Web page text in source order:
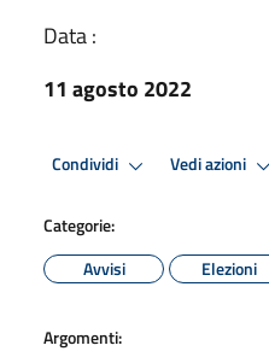
Data :
11 agosto 2022
Condividi Vedi azioni
Categorie:
Avvisi
Elezioni
Argomenti: